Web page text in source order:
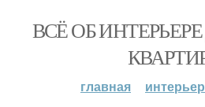
ВСЁ ОБ
главная